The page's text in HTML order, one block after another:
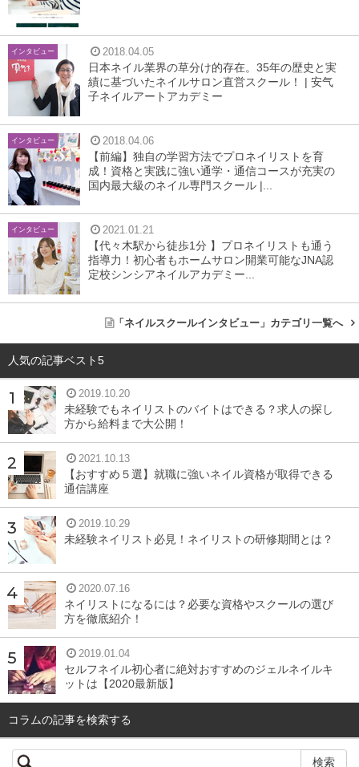
竹井さんは、異業種から転職されてネイル業界へ入っ
たとお聞きしていますが、そのきっかけとはどのよう
なものだったのでしょうか。
高校卒業後、ブライダルの専門学校を卒業し、ブライダル
捨てきれなかったんです。ネイル業界へ入ったのは、もと
もと好きだったこともありますが、2年間は専門学校に通
わなければいけない美容師さんなどと比べ、ネイルスクー
ルへ通えば、最短半年で資格取得を目指すことができ、努
力次第ですぐに働くこともできる点も大きな魅力でした。
一般的なネイルスクールではなく、職業訓練校を卒業
されていらっしゃいますが、そこを選んだのはどのよ
うな理由だったのですか。
とにかく、早くネイリストとして働きたかったからなんで
す。ネイルの授業に関しては、ネイリスト検定３級とジェ
ルネイルといった内容だったので、一般的なネイルスクー
ルとあまり変わらないと思いますが、職業訓練校は主に求
職者を対象としており、短期間での転職も可能になると考
え、選びました。
インタビュー 2018.04.05
日本ネイル業界の草分け的存在。35年の歴史と実
績に基づいたネイルサロン直営スクール！ | 安气
子ネイルアートアカデミー
インタビュー 2018.04.06
【前編】独自の学習方法でプロネイリストを育
成！資格と実践に強い通学・通信コースが充実の
国内最大級のネイル専門スクール |...
インタビュー 2021.01.21
【代々木駅から徒歩1分 】プロネイリストも通う
指導力！初心者もホームサロン開業可能なJNA認
定校シンシアネイルアカデミー...
「ネイルスクールインタビュー」カテゴリ一覧へ
人気の記事ベスト5
2019.10.20
未経験でもネイリストのバイトはできる？求人の探し
方から給料まで大公開！
2021.10.13
【おすすめ５選】就職に強いネイル資格が取得できる
通信講座
2019.10.29
未経験ネイリスト必見！ネイリストの研修期間とは？
2020.07.16
ネイリストになるには？必要な資格やスクールの選び
方を徹底紹介！
2019.01.04
セルフネイル初心者に絶対おすすめのジェルネイルキ
ットは【2020最新版】
コラムの記事を検索する